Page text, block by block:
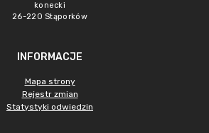
konecki
26-220 Stąporków
INFORMACJE
Mapa strony
Rejestr zmian
Statystyki odwiedzin